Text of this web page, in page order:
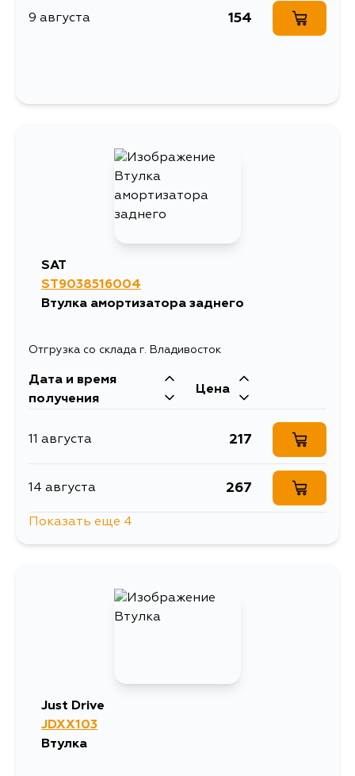
9 августа 154
SAT
ST9038516004
Втулка амортизатора заднего
Отгрузка со склада г. Владивосток
Дата и время
получения
Цена
11 августа 217
14 августа 267
217
Показать еще 4
Just Drive
JDXX103
Втулка